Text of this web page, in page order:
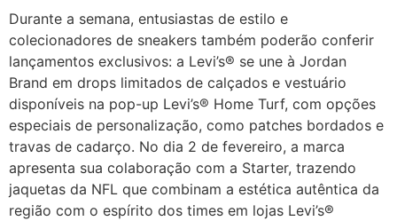
Durante a semana, entusiastas de estilo e
colecionadores de sneakers também poderão conferir
lançamentos exclusivos: a Levi’s® se une à Jordan
Brand em drops limitados de calçados e vestuário
disponíveis na pop-up Levi’s® Home Turf, com opções
especiais de personalização, como patches bordados e
travas de cadarço. No dia 2 de fevereiro, a marca
apresenta sua colaboração com a Starter, trazendo
jaquetas da NFL que combinam a estética autêntica da
região com o espírito dos times em lojas Levi’s®